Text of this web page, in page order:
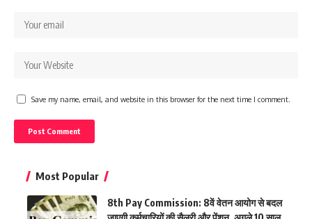
Save my name, email, and website in this browser for the next time I comment.
Most Popular
8th Pay Commission: 8वें वेतन आयोग से बदल